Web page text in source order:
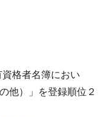
格者名簿におい
他）」を登録順位２